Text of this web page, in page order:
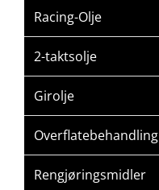
Racing-Olje
2-taktsolje
Girolje
Overflatebehandling
Rengjøringsmidler